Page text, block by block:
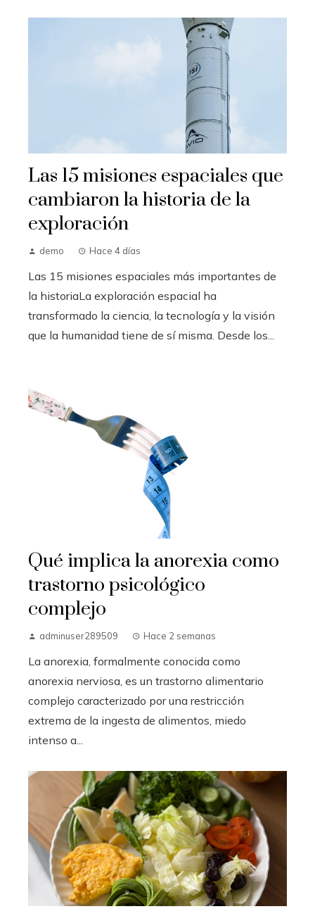
Las 15 misiones espaciales que
cambiaron la historia de la
exploración
demo Hace 4 días
Las 15 misiones espaciales más importantes de
la historiaLa exploración espacial ha
transformado la ciencia, la tecnología y la visión
que la humanidad tiene de sí misma. Desde los...
Qué implica la anorexia como
trastorno psicológico
complejo
adminuser289509 Hace 2 semanas
La anorexia, formalmente conocida como
anorexia nerviosa, es un trastorno alimentario
complejo caracterizado por una restricción
extrema de la ingesta de alimentos, miedo
intenso a...